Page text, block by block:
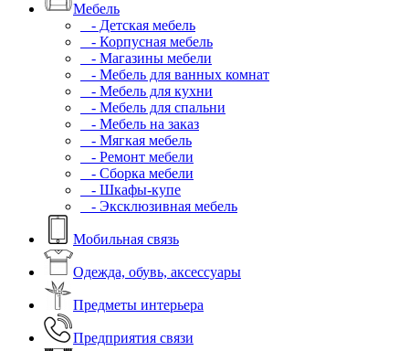
Мебель
- Детская мебель
- Корпусная мебель
- Магазины мебели
- Мебель для ванных комнат
- Мебель для кухни
- Мебель для спальни
- Мебель на заказ
- Мягкая мебель
- Ремонт мебели
- Сборка мебели
- Шкафы-купе
- Эксклюзивная мебель
Мобильная связь
Одежда, обувь, аксессуары
Предметы интерьера
Предприятия связи